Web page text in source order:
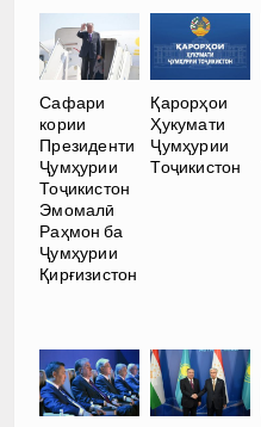
Сафари
кории
Президенти
Ҷумҳурии
Тоҷикистон
Эмомалӣ
Раҳмон ба
Ҷумҳурии
Қирғизистон
Қарорҳои
Ҳукумати
Ҷумҳурии
Тоҷикистон